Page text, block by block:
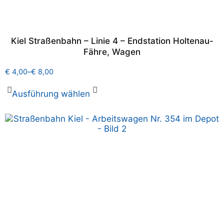
Kiel Straßenbahn – Linie 4 – Endstation Holtenau-
Fähre, Wagen
€ 4,00–€ 8,00
Ausführung wählen